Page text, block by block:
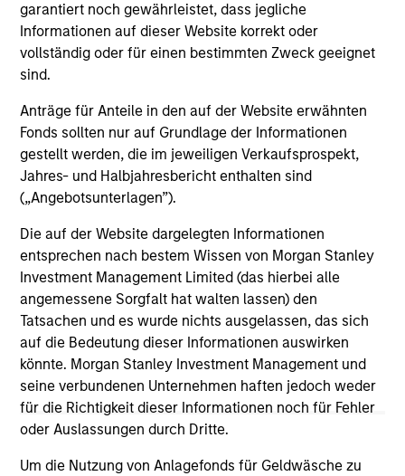
garantiert noch gewährleistet, dass jegliche
Informationen auf dieser Website korrekt oder
vollständig oder für einen bestimmten Zweck geeignet
sind.
Anträge für Anteile in den auf der Website erwähnten
Fonds sollten nur auf Grundlage der Informationen
gestellt werden, die im jeweiligen Verkaufsprospekt,
Jahres- und Halbjahresbericht enthalten sind
(„Angebotsunterlagen”).
Die auf der Website dargelegten Informationen
entsprechen nach bestem Wissen von Morgan Stanley
Investment Management Limited (das hierbei alle
angemessene Sorgfalt hat walten lassen) den
Tatsachen und es wurde nichts ausgelassen, das sich
auf die Bedeutung dieser Informationen auswirken
könnte. Morgan Stanley Investment Management und
seine verbundenen Unternehmen haften jedoch weder
für die Richtigkeit dieser Informationen noch für Fehler
oder Auslassungen durch Dritte.
Um die Nutzung von Anlagefonds für Geldwäsche zu
The Road to Transition: Identifying
Climate Leaders and Laggards in
European Autos
European automakers are at a critical inflection
point in the shift to low‑carbon mobility. In this
article the Morgan Stanley Investment
Management Fixed Income team explores how
automakers are navigating the low carbon
transition and what this means for credit
investors.
23-FEB-2026